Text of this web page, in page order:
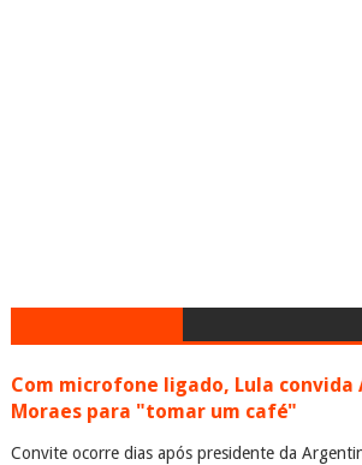
Com microfone ligado, Lula convida
Moraes para "tomar um café"
Convite ocorre dias após presidente da